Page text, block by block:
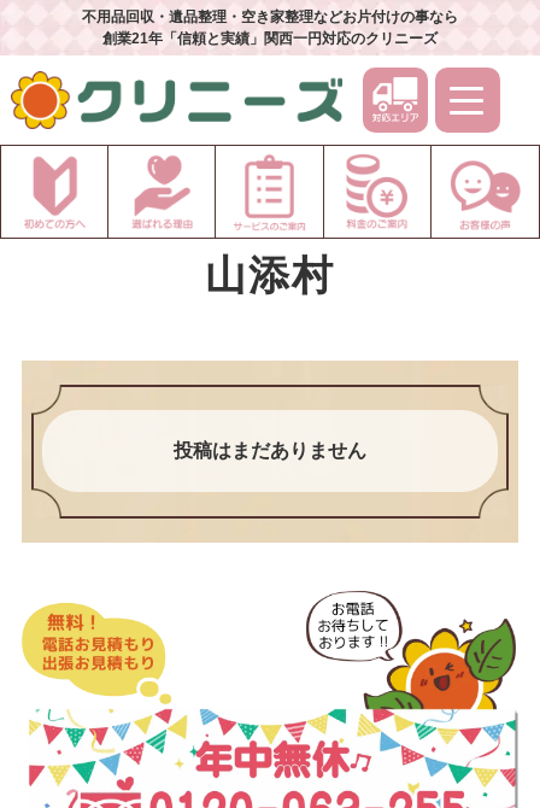
不用品回収・遺品整理・空き家整理などお片付けの事なら
創業21年「信頼と実績」関西一円対応のクリニーズ
山添村
投稿はまだありません